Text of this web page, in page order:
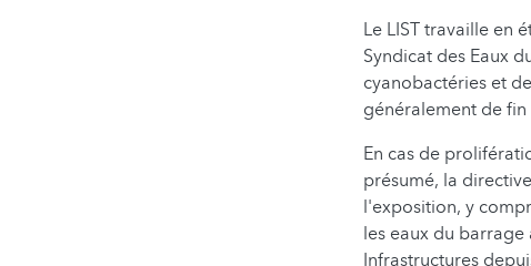
Le LIST travaille en
Syndicat des Eaux
cyanobactéries et
généralement de
En cas de
présumé, la
l'exposition, y
les eaux du
Infrastructures